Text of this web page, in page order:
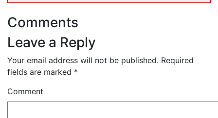
Comments
Leave a Reply
Your email address will not be published. Required
fields are marked *
Comment